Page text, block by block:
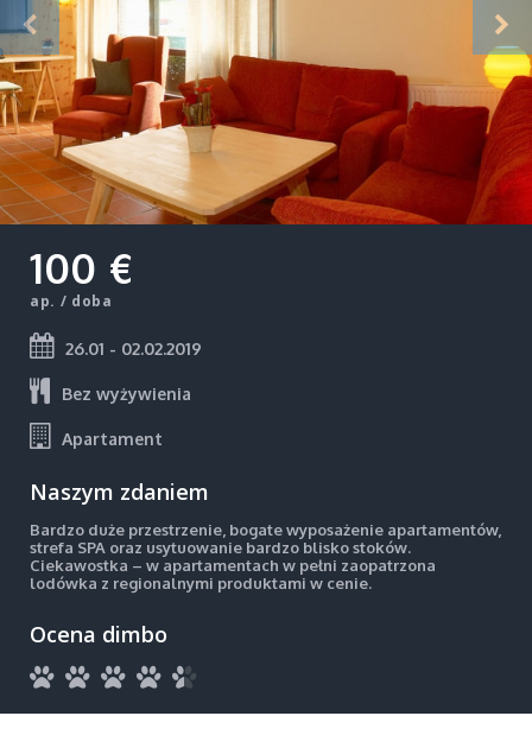
100 €
ap. / doba
26.01 - 02.02.2019
Bez wyżywienia
Apartament
Naszym zdaniem
Bardzo duże przestrzenie, bogate wyposażenie apartamentów,
strefa SPA oraz usytuowanie bardzo blisko stoków.
Ciekawostka – w apartamentach w pełni zaopatrzona
lodówka z regionalnymi produktami w cenie.
Ocena dimbo